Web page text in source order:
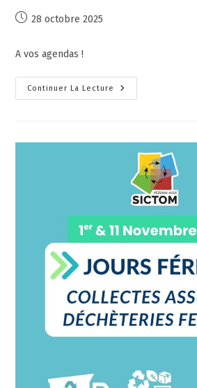
28 octobre 2025
A vos agendas !
Continuer La Lecture